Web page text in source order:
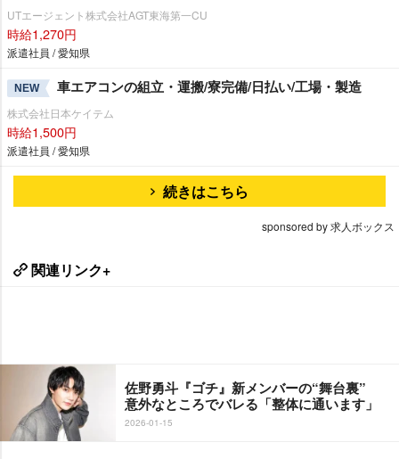
UTエージェント株式会社AGT東海第一CU
時給1,270円
派遣社員 / 愛知県
NEW 車エアコンの組立・運搬/寮完備/日払い/工場・製造
株式会社日本ケイテム
時給1,500円
派遣社員 / 愛知県
続きはこちら
sponsored by 求人ボックス
関連リンク+
佐野勇斗『ゴチ』新メンバーの“舞台裏”
意外なところでバレる「整体に通います」
2026-01-15